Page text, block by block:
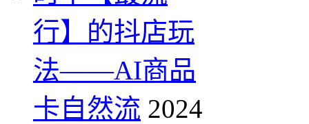
行】的抖店玩
法——AI商品
卡自然流 2024